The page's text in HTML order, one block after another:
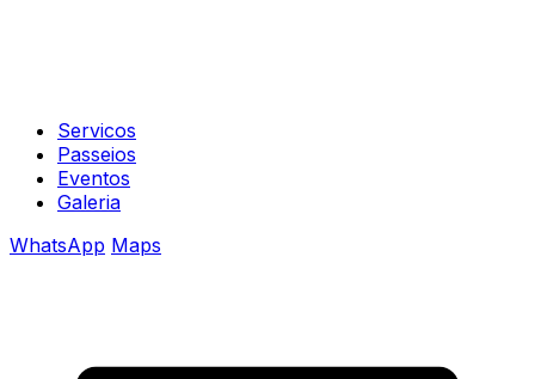
Servicos
Passeios
Eventos
Galeria
WhatsApp Maps